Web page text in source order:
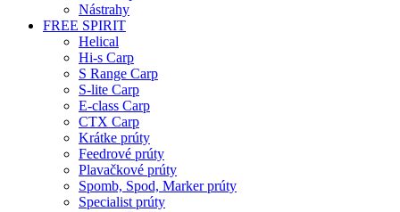
Nástrahy
FREE SPIRIT
Helical
Hi-s Carp
S Range Carp
S-lite Carp
E-class Carp
CTX Carp
Krátke prúty
Feedrové prúty
Plavačkové prúty
Spomb, Spod, Marker prúty
Specialist prúty